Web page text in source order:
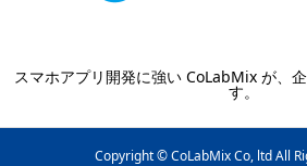
スマホアプリ開発に強い CoLabMix が、
す。
Copyright © CoLabMix Co, ltd All